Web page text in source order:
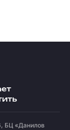
БЦ «Данилов